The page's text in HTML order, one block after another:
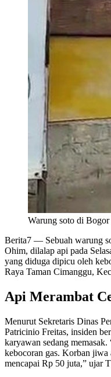
Warung soto di
Berita7 — Sebuah warung
Ohim, dilalap api pada
yang diduga dipicu oleh
Raya Taman Cimanggu,
Api Merambat
Menurut Sekretaris Dinas
Patricinio Freitas, insiden
karyawan sedang
kebocoran gas. Korban
mencapai Rp 50 juta,” ujar